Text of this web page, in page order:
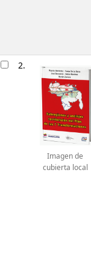
2.
Imagen de
cubierta local